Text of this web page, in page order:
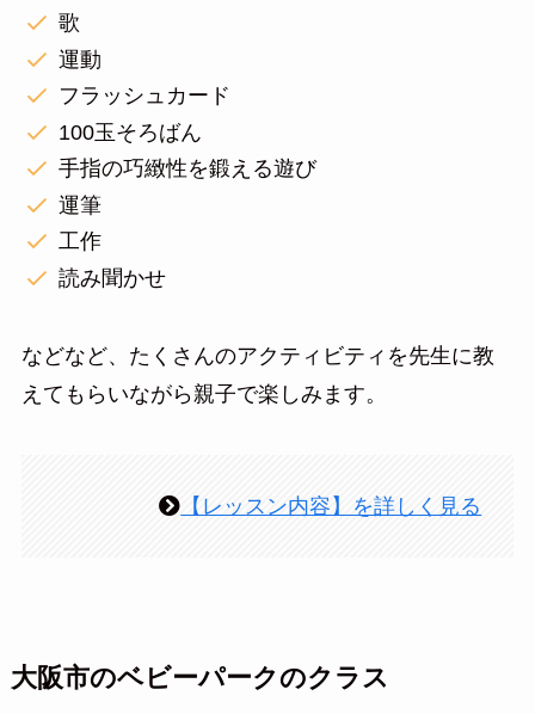
歌
運動
フラッシュカード
100玉そろばん
手指の巧緻性を鍛える遊び
運筆
工作
読み聞かせ
などなど、たくさんのアクティビティを先生に教
えてもらいながら親子で楽しみます。
【レッスン内容】を詳しく見る
大阪市のベビーパークのクラス